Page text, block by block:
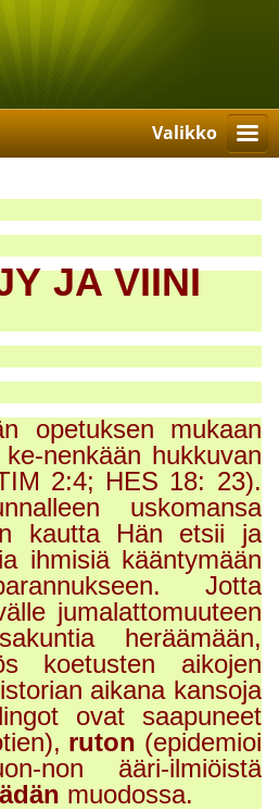
Valikko
JA VIINI
opetuksen mukaan
nenkään hukkuvan
2:4; HES 18: 23).
uskomansa
kautta Hän etsii ja
ihmisiä kääntymään
Jotta
jumalattomuuteen
heräämään,
koetusten aikojen
aikana kansoja
ovat saapuneet
ruton (epidemioi
non ääri-ilmiöistä
muodossa.